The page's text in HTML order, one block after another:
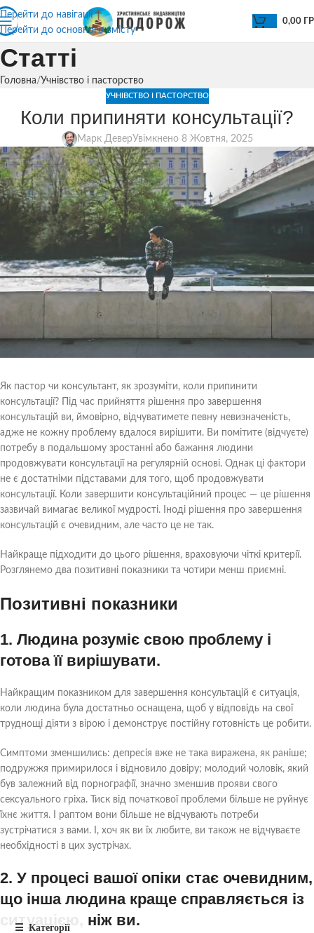
Перейти до навігації
Перейти до основного вмісту
0,00
Статті
Головна Учнівство і пасторство
УЧНІВСТВО І ПАСТОРСТВО
Коли припиняти консультації?
Марк ДеверУвімкнено 8 Жовтня, 2025
Як пастор чи консультант, як зрозуміти, коли припинити
консультації? Під час прийняття рішення про завершення
консультацій ви, ймовірно, відчуватимете певну невизначеність,
адже не кожну проблему вдалося вирішити. Ви помітите (відчуєте)
потребу в подальшому зростанні або бажання людини
продовжувати консультації на регулярній основі. Однак ці фактори
не є достатніми підставами для того, щоб продовжувати
консультації. Коли завершити консультаційний процес — це рішення
зазвичай вимагає великої мудрості. Іноді рішення про завершення
консультацій є очевидним, але часто це не так.
Найкраще підходити до цього рішення, враховуючи чіткі критерії.
Розглянемо два позитивні показники та чотири менш приємні.
Позитивні показники
1. Людина розуміє свою проблему і
готова її вирішувати.
Найкращим показником для завершення консультацій є ситуація,
коли людина була достатньо оснащена, щоб у відповідь на свої
труднощі діяти з вірою і демонструє постійну готовність це робити.
Симптоми зменшились: депресія вже не така виражена, як раніше;
подружжя примирилося і відновило довіру; молодий чоловік, який
був залежний від порнографії, значно зменшив прояви свого
сексуального гріха. Тиск від початкової проблеми більше не руйнує
їхнє життя. І раптом вони більше не відчувають потреби
зустрічатися з вами. І, хоч як ви їх любите, ви також не відчуваєте
необхідності в цих зустрічах.
2. У процесі вашої опіки стає очевидним,
що інша людина краще справляється із
ситуацією, ніж ви.